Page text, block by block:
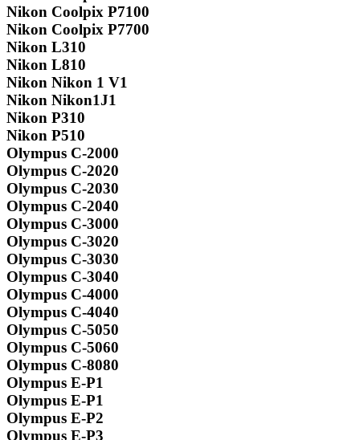
Nikon Coolpix P7100
Nikon Coolpix P7700
Nikon L310
Nikon L810
Nikon Nikon 1 V1
Nikon Nikon1J1
Nikon P310
Nikon P510
Olympus C-2000
Olympus C-2020
Olympus C-2030
Olympus C-2040
Olympus C-3000
Olympus C-3020
Olympus C-3030
Olympus C-3040
Olympus C-4000
Olympus C-4040
Olympus C-5050
Olympus C-5060
Olympus C-8080
Olympus E-P1
Olympus E-P1
Olympus E-P2
Olympus E-P3